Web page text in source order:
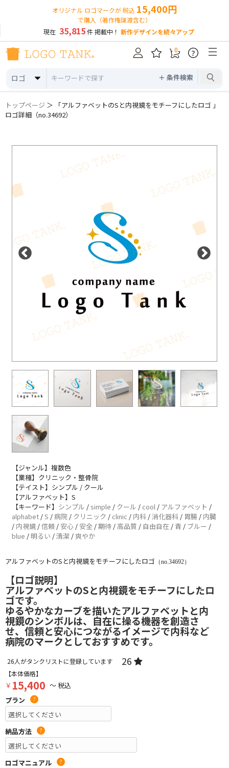
オリジナル ロゴマークが 税込 15,400円
で購入（著作権譲渡含む）
現在 35,815件 掲載中！ 新作デザインを続々アップ
ロゴ ＋ 条件検索
0 ?
トップページ ＞ 「アルファベットのSと内視鏡をモチーフにしたロゴ 」
ロゴ詳細（no.34692）
【ジャンル】複数色
【業種】クリニック・整骨院
【テイスト】シンプル / クール
【アルファベット】S
【キーワード】 シンプル /simple / クール / cool / アルファベット /
alphabet /S /病院 / クリニック / clinic / 内科 /消化器科 / 胃腸 / 内臓
/ 内視鏡 /信頼 / 安心 / 安全 /期待 / 高品質 / 自由自在 / 青 / ブルー /
blue / 明るい /清潔 /爽やか
アルファベットのSと内視鏡をモチーフにしたロゴ （no.34692）
【ロゴ説明】
アルファベットのSと内視鏡をモチーフにしたロ
ゴです。
ゆるやかなカーブを描いたアルファベットと内
視鏡のシンボルは、自在に操る機器を創造さ
せ、信頼と安心につながるイメージで内科など
病院のマークとしておすすめです。
26人がタンクリストに登録しています 26
【本体価格】
￥ 15,400 ～ 税込
プラン
?
納品方法 ?
ロゴマニュアル ?